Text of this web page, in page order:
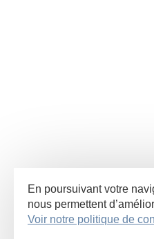
En poursuivant votre
nous permettent
Voir notre politique de